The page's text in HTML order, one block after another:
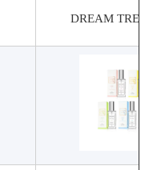
DREAM